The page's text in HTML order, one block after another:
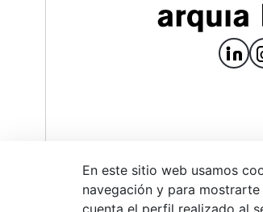
En este sitio web usamos
navegación y para
cuenta el perfil realizado al